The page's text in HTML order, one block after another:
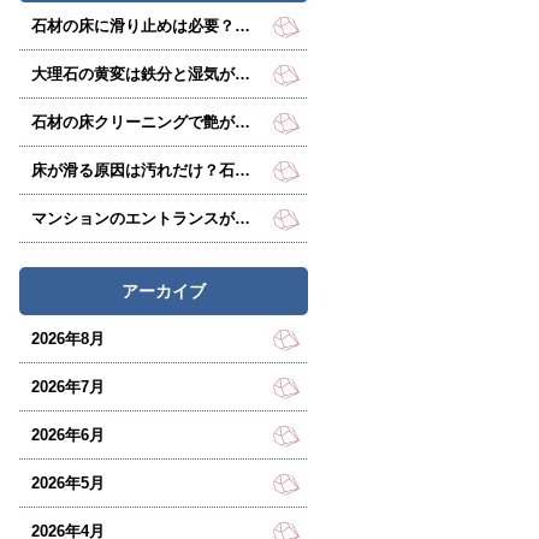
石材の床に滑り止めは必要？転倒リスクは汚れで増える
大理石の黄変は鉄分と湿気が原因？放置で悪化する前に
石材の床クリーニングで艶が戻らない理由とは？
床が滑る原因は汚れだけ？石材床の防滑処理で事故を防ぐ
マンションのエントランスがくすむ原因は、床石の劣化かも？
アーカイブ
2026年8月
2026年7月
2026年6月
2026年5月
2026年4月